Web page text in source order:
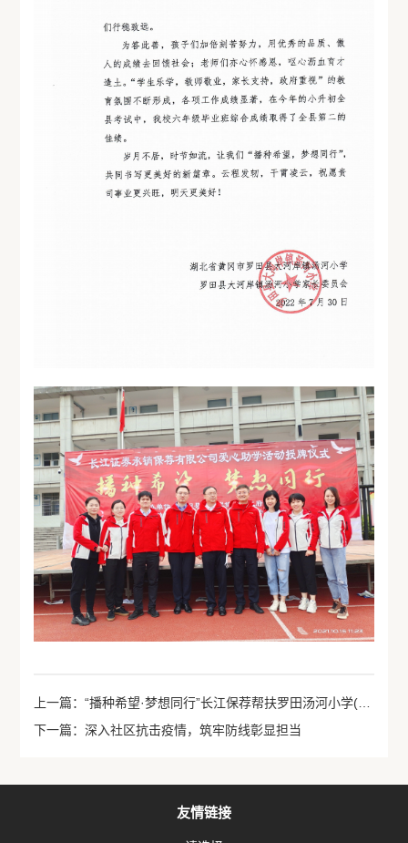
上一篇：“播种希望·梦想同行”长江保荐帮扶罗田汤河小学(下)
下一篇：深入社区抗击疫情，筑牢防线彰显担当
友情链接